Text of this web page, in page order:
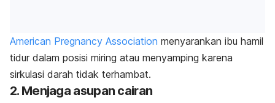
American Pregnancy Association menyarankan ibu hamil
tidur dalam posisi miring atau menyamping karena
sirkulasi darah tidak terhambat.
2. Menjaga asupan cairan